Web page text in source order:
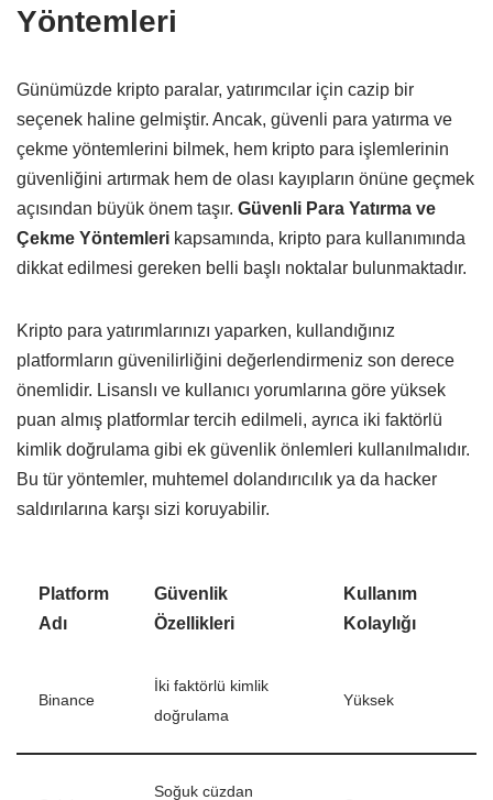
Yöntemleri
Günümüzde kripto paralar, yatırımcılar için cazip bir
seçenek haline gelmiştir. Ancak, güvenli para yatırma ve
çekme yöntemlerini bilmek, hem kripto para işlemlerinin
güvenliğini artırmak hem de olası kayıpların önüne geçmek
açısından büyük önem taşır. Güvenli Para Yatırma ve
Çekme Yöntemleri kapsamında, kripto para kullanımında
dikkat edilmesi gereken belli başlı noktalar bulunmaktadır.
Kripto para yatırımlarınızı yaparken, kullandığınız
platformların güvenilirliğini değerlendirmeniz son derece
önemlidir. Lisanslı ve kullanıcı yorumlarına göre yüksek
puan almış platformlar tercih edilmeli, ayrıca iki faktörlü
kimlik doğrulama gibi ek güvenlik önlemleri kullanılmalıdır.
Bu tür yöntemler, muhtemel dolandırıcılık ya da hacker
saldırılarına karşı sizi koruyabilir.
Platform
Adı
Güvenlik
Özellikleri
Kullanım
Kolaylığı
Binance
İki faktörlü kimlik
doğrulama
Yüksek
Soğuk cüzdan